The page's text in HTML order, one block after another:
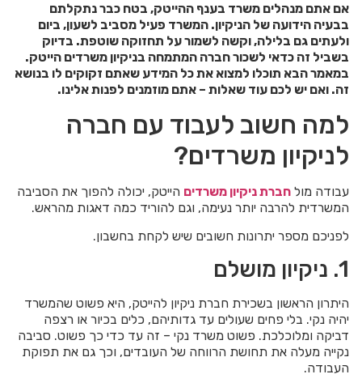
אם אתם מנהלים משרד בענף ההייטק, בטח כבר נתקלתם
בבעיה הידועה של הניקיון. המשרד פעיל מסביב לשעון, ביום
ולעתים גם בלילה, וקשה לשמור על תחזוקה שוטפת. בדיוק
בשביל זה כדאי לשכור חברה המתמחה בניקיון משרדים הייטק.
במאמר הבא תוכלו למצוא את כל המידע שאתם זקוקים לו בנושא
זה. ואם יש לכם עוד שאלות – אתם מוזמנים לפנות אלינו.
למה חשוב לעבוד עם חברה
לניקיון משרדים?
עבודה מול חברת ניקיון משרדים הייטק, יכולה להפוך את הסביבה
המשרדית להרבה יותר נעימה, וגם להוריד כמה דאגות מהראש.
לפניכם מספר יתרונות חשובים שיש לקחת בחשבון.
1. ניקיון מושלם
היתרון הראשון בשכירת חברת ניקיון להייטק, היא פשוט שהמשרד
יהיה נקי. בלי פחים שעולים עד גדותיהם, כלים בכיור או רצפה
דביקה ומלוכלכת. פשוט משרד נקי – זה עד כדי כך פשוט. סביבה
נקייה מעלה את תחושת הרווחה של העובדים, וכך גם את תפוקת
העבודה.